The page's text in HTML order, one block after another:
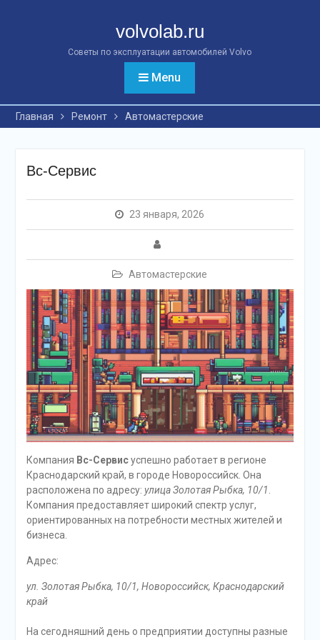
volvolab.ru
Советы по эксплуатации автомобилей Volvo
Menu
Главная Ремонт Автомастерские
Вс-Сервис
23 января, 2026
Автомастерские
Компания Вс-Сервисуспешно работает в регионе
Краснодарский край, в городе Новороссийск. Она
расположена по адресу: улица Золотая Рыбка, 10/1.
Компания предоставляет широкий спектр услуг,
ориентированных на потребности местных жителей и
бизнеса.
Адрес:
ул. Золотая Рыбка, 10/1, Новороссийск, Краснодарский
край
На сегодняшний день о предприятии доступны разные